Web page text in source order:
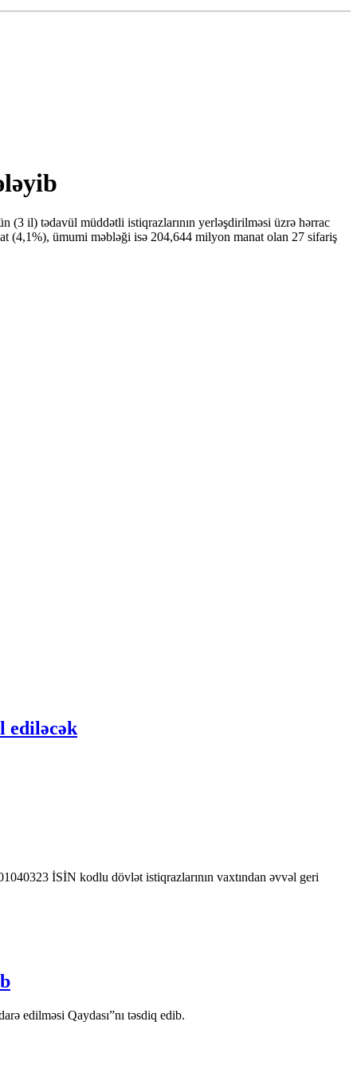
il) tədavül müddətli istiqrazlarının yerləşdirilməsi üzrə hərrac
(4,1%), ümumi məbləği isə 204,644 milyon manat olan 27 sifariş
ediləcək
İSİN kodlu dövlət istiqrazlarının vaxtından əvvəl geri
edilməsi Qaydası”nı təsdiq edib.